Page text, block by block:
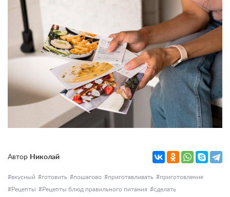
Автор Николай
вкусный готовить пошагово приготавливать
приготовление
Рецепты
Рецепты блюд правильного питания сделать